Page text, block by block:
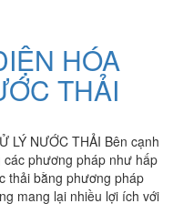
HÓA
THẢI
LÝ NƯỚC THẢI Bên cạnh
phương pháp như hấp
thải bằng phương pháp
mang lại nhiều lợi ích với